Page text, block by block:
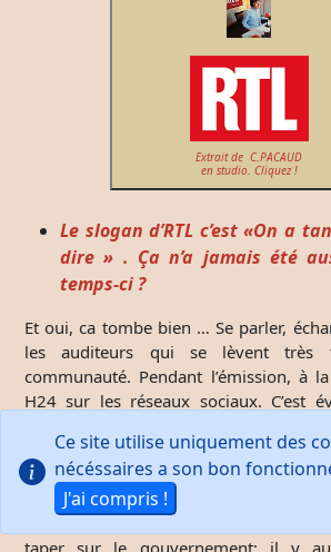
Extrait de C.PACAUD
en studio. Cliquez !
Le slogan d’RTL c’est «On a
dire » . Ça n’a jamais été
temps-ci ?
Et oui, ca tombe bien … Se parler,
les auditeurs qui se lèvent très
communauté. Pendant l’émission, à
H24 sur les réseaux sociaux. C’est
soit chez Courbet ou chez Bern par
J’ai moi-même présenté des
soirs. Les gens ont besoin de raconter
parce qu’on est un peu dans le flou.
taper sur le gouvernement; il y
Ce site utilise uniquement des
nécéssaires a son bon
J'ai compris !